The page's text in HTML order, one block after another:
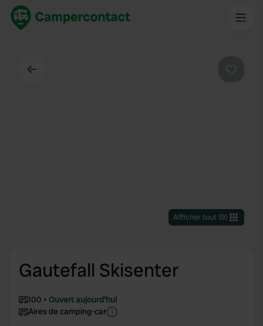
Afficher tout(9)
Gautefall Skisenter
100
Ouvert aujourd'hui
Aires de camping-car